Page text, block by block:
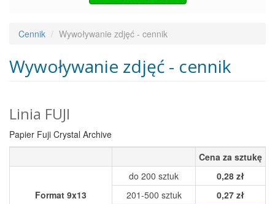
Cennik Wywoływanie zdjęć - cennik
Wywoływanie zdjęć - cennik
Linia FUJI
Papier Fuji Crystal Archive
Cena za sztukę
Format 9x13
do 200 sztuk
0,28 zł
201-500 sztuk
0,27 zł